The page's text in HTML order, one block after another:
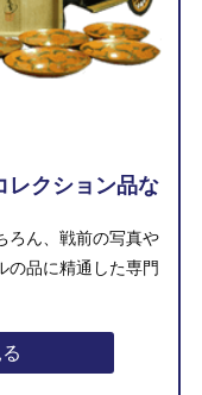
レクション品な
ろん、戦前の写真や
の品に精通した専門